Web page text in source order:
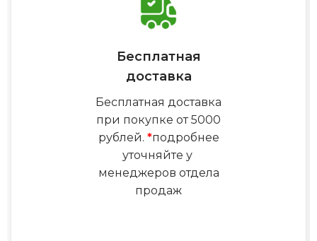
Бесплатная
доставка
Бесплатная доставка
при покупке от 5000
рублей. *подробнее
уточняйте у
менеджеров отдела
продаж